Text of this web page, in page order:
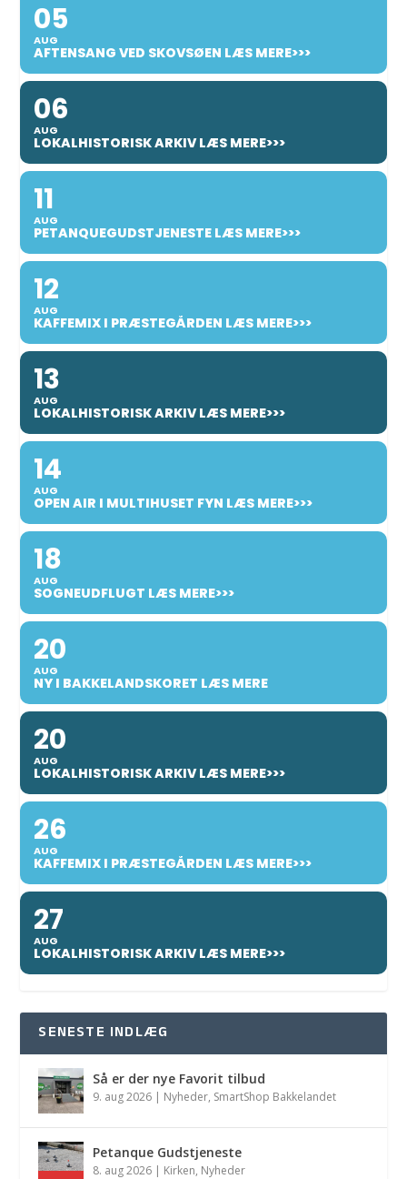
05
AUG
AFTENSANG VED SKOVSØEN LÆS MERE>>>
06
AUG
LOKALHISTORISK ARKIV LÆS MERE>>>
11
AUG
PETANQUEGUDSTJENESTE LÆS MERE>>>
12
AUG
KAFFEMIX I PRÆSTEGÅRDEN LÆS MERE>>>
13
AUG
LOKALHISTORISK ARKIV LÆS MERE>>>
14
AUG
OPEN AIR I MULTIHUSET FYN LÆS MERE>>>
18
AUG
SOGNEUDFLUGT LÆS MERE>>>
20
AUG
NY I BAKKELANDSKORET LÆS MERE
20
AUG
LOKALHISTORISK ARKIV LÆS MERE>>>
26
AUG
KAFFEMIX I PRÆSTEGÅRDEN LÆS MERE>>>
27
AUG
LOKALHISTORISK ARKIV LÆS MERE>>>
SENESTE INDLÆG
Så er der nye Favorit tilbud
9. aug 2026 | Nyheder, SmartShop Bakkelandet
Petanque Gudstjeneste
8. aug 2026 | Kirken, Nyheder